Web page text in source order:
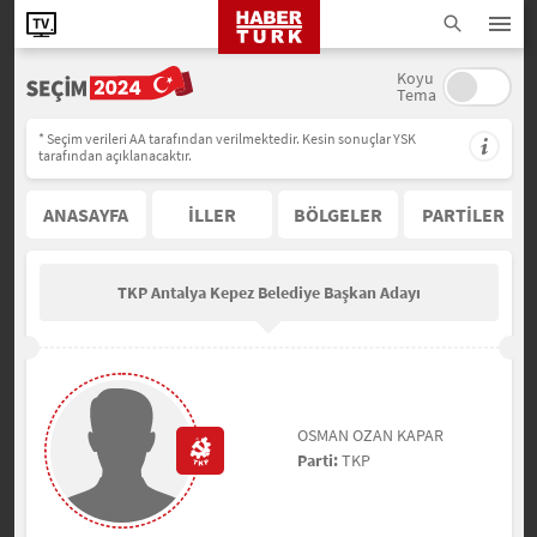
Koyu
Tema
* Seçim verileri AA tarafından verilmektedir. Kesin sonuçlar YSK
tarafından açıklanacaktır.
ANASAYFA İLLER BÖLGELER PARTİLER
TKP Antalya Kepez Belediye Başkan Adayı
OSMAN OZAN KAPAR
Parti:TKP